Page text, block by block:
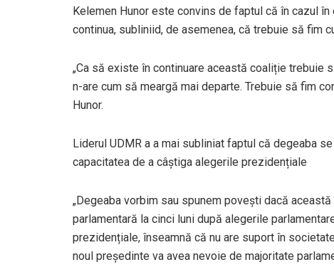
Kelemen Hunor este convins de faptul că în cazul
continua, subliniid, de asemenea, că trebuie să fim
„Ca să existe în continuare această coaliție trebuie
n-are cum să meargă mai departe. Trebuie să fim
Hunor.
Liderul UDMR a a mai subliniat faptul că degeaba
capacitatea de a câștiga alegerile prezidențiale
„Degeaba vorbim sau spunem povești dacă
parlamentară la cinci luni după alegerile
prezidențiale, înseamnă că nu are suport în
noul președinte va avea nevoie de majoritate